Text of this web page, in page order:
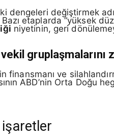
dengeleri değiştirmek
etaplarda “yüksek
niyetinin, geri
gruplaşmalarını
finansmanı ve
ABD’nin Orta Doğu